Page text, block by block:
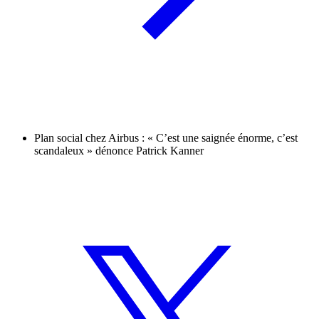
Plan social chez Airbus : « C’est une saignée énorme, c’est
scandaleux » dénonce Patrick Kanner